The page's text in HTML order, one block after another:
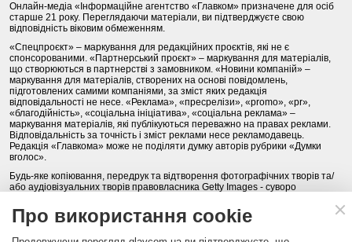
Онлайн-медіа «Інформаційне агентство «Главком» призначене для осіб
старше 21 року. Переглядаючи матеріали, ви підтверджуєте свою
відповідність віковим обмеженням.
«Спецпроєкт» – маркування для редакційних проєктів, які не є
спонсорованими. «Партнерський проєкт» – маркування для матеріалів,
що створюються в партнерстві з замовником. «Новини компаній» –
маркування для матеріалів, створених на основі повідомлень,
підготовлених самими компаніями, за зміст яких редакція
відповідальності не несе. «Реклама», «пресрелізи», «promo», «pr»,
«благодійність», «соціальна ініціатива», «соціальна реклама» –
маркування матеріалів, які публікуються переважно на правах реклами.
Відповідальність за точність і зміст реклами несе рекламодавець.
Редакція «Главкома» може не поділяти думку авторів рубрики «Думки
вголос».
Будь-яке копіювання, передрук та відтворення фотографічних творів та/
або аудіовізуальних творів правовласника Getty Images - суворо
Політика конфіденційності (Privacy Policy). Правила сайту
Про використання cookie